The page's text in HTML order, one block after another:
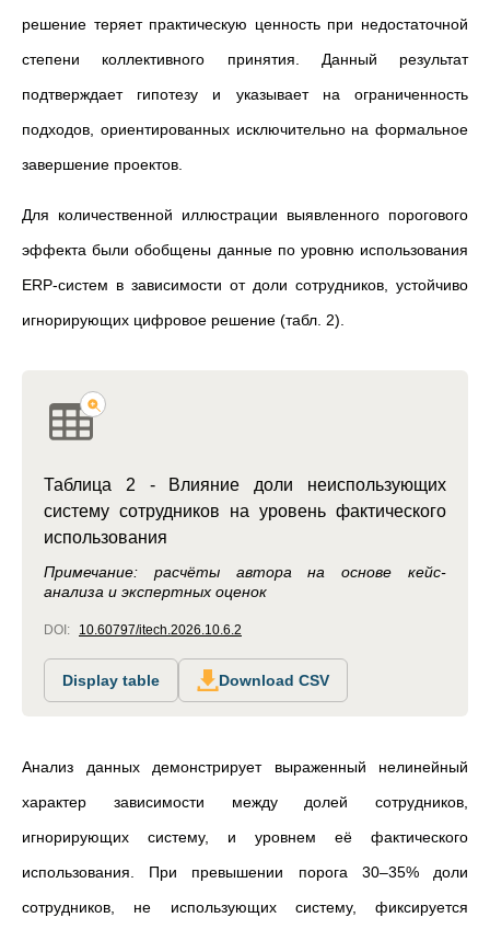
решение теряет практическую ценность при недостаточной
степени коллективного принятия. Данный результат
подтверждает гипотезу и указывает на ограниченность
подходов, ориентированных исключительно на формальное
завершение проектов.
Для количественной иллюстрации выявленного порогового
эффекта были обобщены данные по уровню использования
ERP-систем в зависимости от доли сотрудников, устойчиво
игнорирующих цифровое решение (табл. 2).
Таблица 2 - Влияние доли неиспользующих
систему сотрудников на уровень фактического
использования
Примечание: расчёты автора на основе кейс-
анализа и экспертных оценок
DOI: 10.60797/itech.2026.10.6.2
Display table Download CSV
Анализ данных демонстрирует выраженный нелинейный
характер зависимости между долей сотрудников,
игнорирующих систему, и уровнем её фактического
использования. При превышении порога 30–35% доли
сотрудников, не использующих систему, фиксируется